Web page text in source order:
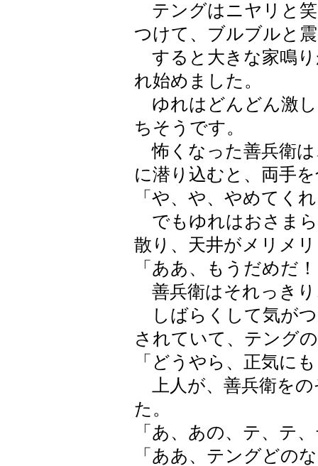
テングはニヤリと
つけて、ブルブルと
すると大きな家鳴
れ始めました。
ゆれはどんどん激
ちそうです。
怖くなった善兵衛は
に潜り込むと、両手
「や、や、やめてく
でもゆれはおさま
散り、天井がメリメ
「ああ、もうだめだ
善兵衛はそれっき
しばらくして気が
されていて、テング
「どうやら、正気に
上人が、善兵衛をの
た。
「あ、あの、テ、テ
「ああ、テングどの